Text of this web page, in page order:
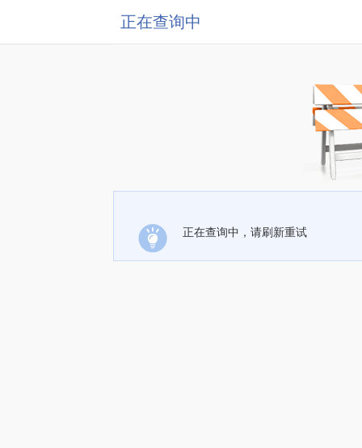
正在查询中
正在查询中，请刷新重试